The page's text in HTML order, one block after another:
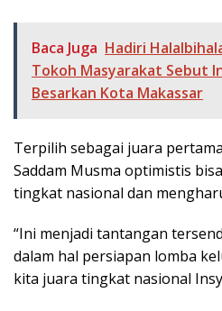
Baca Juga Hadiri
Tokoh Masyarakat Sebut
Besarkan Kota Makassar
Terpilih sebagai juara
Saddam Musma optimistis
tingkat nasional dan
“Ini menjadi tantangan
dalam hal persiapan lomba
kita juara tingkat nasional